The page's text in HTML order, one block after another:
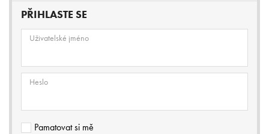
PŘIHLASTE SE
Uživatelské jméno
Heslo
Pamatovat si mě